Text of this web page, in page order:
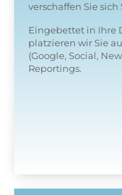
verschaffen Sie
Eingebettet in Ihre
platzieren wir Sie
(Google, Social,
Reportings.